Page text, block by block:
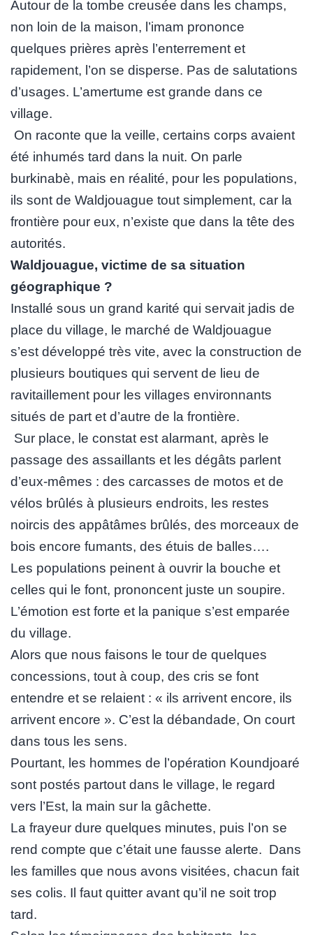
Autour de la tombe creusée dans les champs,
non loin de la maison, l’imam prononce
quelques prières après l’enterrement et
rapidement, l’on se disperse. Pas de salutations
d’usages. L’amertume est grande dans ce
village.
On raconte que la veille, certains corps avaient
été inhumés tard dans la nuit. On parle
burkinabè, mais en réalité, pour les populations,
ils sont de Waldjouague tout simplement, car la
frontière pour eux, n’existe que dans la tête des
autorités.
Waldjouague, victime de sa situation
géographique ?
Installé sous un grand karité qui servait jadis de
place du village, le marché de Waldjouague
s’est développé très vite, avec la construction de
plusieurs boutiques qui servent de lieu de
ravitaillement pour les villages environnants
situés de part et d’autre de la frontière.
Sur place, le constat est alarmant, après le
passage des assaillants et les dégâts parlent
d’eux-mêmes : des carcasses de motos et de
vélos brûlés à plusieurs endroits, les restes
noircis des appâtâmes brûlés, des morceaux de
bois encore fumants, des étuis de balles….
Les populations peinent à ouvrir la bouche et
celles qui le font, prononcent juste un soupire.
L’émotion est forte et la panique s’est emparée
du village.
Alors que nous faisons le tour de quelques
concessions, tout à coup, des cris se font
entendre et se relaient : « ils arrivent encore, ils
arrivent encore ». C’est la débandade, On court
dans tous les sens.
Pourtant, les hommes de l’opération Koundjoaré
sont postés partout dans le village, le regard
vers l’Est, la main sur la gâchette.
La frayeur dure quelques minutes, puis l’on se
rend compte que c’était une fausse alerte. Dans
les familles que nous avons visitées, chacun fait
ses colis. Il faut quitter avant qu’il ne soit trop
tard.